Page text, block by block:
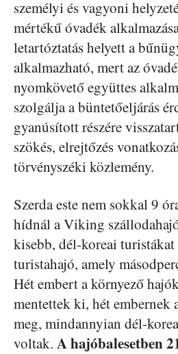
személyi és vagyoni
mértékű óvadék
letartóztatás helyett a
alkalmazható, mert az
nyomkövető együttes
szolgálja a büntetőeljárás
gyanúsított részére
szökés, elrejtőzés
törvényszéki közlemény.
Szerda este nem sokkal 9
hídnál a Viking
kisebb, dél-koreai
turistahajó, amely
Hét embert a környező
mentettek ki, hét embernek
meg, mindannyian dél-
voltak. A hajóbalesetben